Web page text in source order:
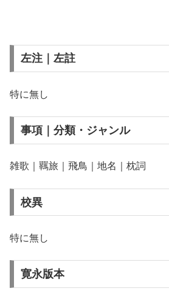
左注｜左註
特に無し
事項｜分類・ジャンル
雑歌｜羈旅｜飛鳥｜地名｜枕詞
校異
特に無し
寛永版本